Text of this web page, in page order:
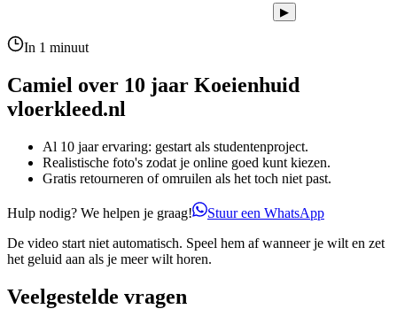
▶
In 1 minuut
Camiel over 10 jaar Koeienhuid
vloerkleed.nl
Al 10 jaar ervaring: gestart als studentenproject.
Realistische foto's zodat je online goed kunt kiezen.
Gratis retourneren of omruilen als het toch niet past.
Hulp nodig? We helpen je graag!
Stuur een WhatsApp
De video start niet automatisch. Speel hem af wanneer je wilt en zet
het geluid aan als je meer wilt horen.
Veelgestelde vragen